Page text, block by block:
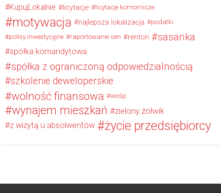
KupujLokalnie licytacje licytacje komornicze
motywacja najlepsza lokalizacja
podatki
polisy inwestycyjne
raportowanie cen renton sasanka
spółka komandytowa
spółka z ograniczoną odpowiedzialnością
szkolenie deweloperskie
wolność finansowa wośp
wynajem mieszkań zielony żółwik
z wizytą u absolwentów życie przedsiębiorcy